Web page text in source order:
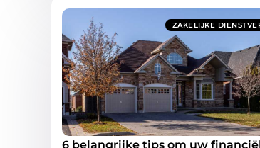
ZAKELIJKE
6 belangrijke tips om uw